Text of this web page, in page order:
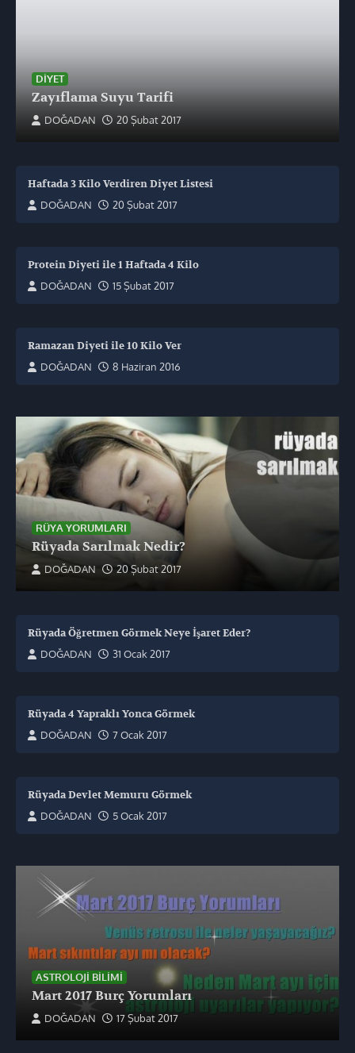
DIYET
Zayıflama Suyu Tarifi
DOĞADAN 20 Şubat 2017
Haftada 3 Kilo Verdiren Diyet Listesi
DOĞADAN
20 Şubat 2017
Protein Diyeti ile 1 Haftada 4 Kilo
DOĞADAN
15 Şubat 2017
Ramazan Diyeti ile 10 Kilo Ver
DOĞADAN
8 Haziran 2016
RÜYA YORUMLARI
Rüyada Sarılmak Nedir?
DOĞADAN 20 Şubat 2017
Rüyada Öğretmen Görmek Neye İşaret Eder?
DOĞADAN
31 Ocak 2017
Rüyada 4 Yapraklı Yonca Görmek
DOĞADAN
7 Ocak 2017
Rüyada Devlet Memuru Görmek
DOĞADAN
5 Ocak 2017
ASTROLOJI BILIMI
Mart 2017 Burç Yorumları
DOĞADAN 17 Şubat 2017